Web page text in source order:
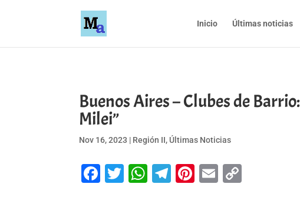
Inicio Últimas noticias
Buenos Aires – Clubes de
Milei”
Nov 16, 2023 | Región II, Últimas Noticias
Facebook
Twitter
WhatsApp
Telegram
Pinterest
Email